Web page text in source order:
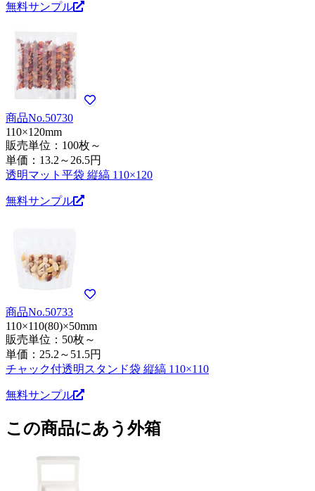
無料サンプル
商品No.50730
110×120mm
販売単位：100枚～
単価： 13.2～26.5円
透明マット平袋 縦縞 110×120
無料サンプル
商品No.50733
110×110(80)×50mm
販売単位：50枚～
単価： 25.2～51.5円
チャック付透明スタンド袋 縦縞 110×110
無料サンプル
この商品にあう外箱